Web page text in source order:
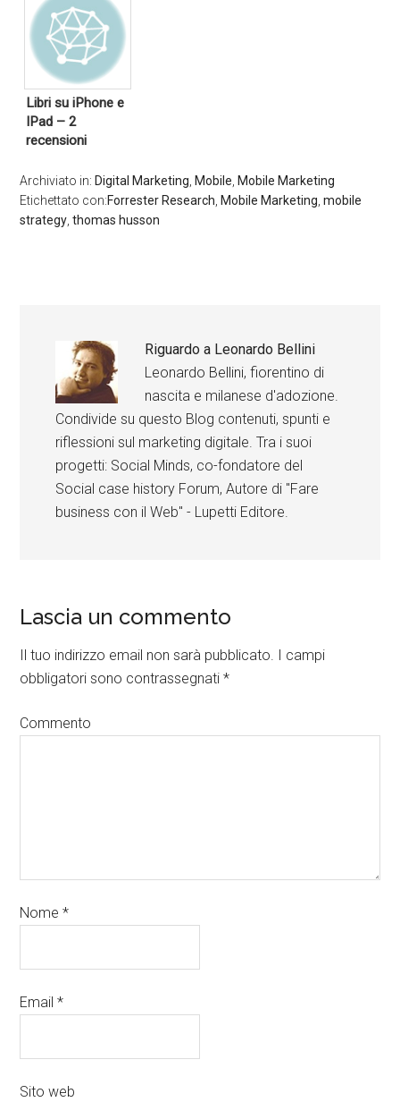
Libri su iPhone e
IPad – 2
recensioni
Archiviato in: Digital Marketing, Mobile, Mobile Marketing
Etichettato con:Forrester Research, Mobile Marketing,mobile
strategy,thomas husson
Riguardo a Leonardo Bellini
Leonardo Bellini, fiorentino di
nascita e milanese d'adozione.
Condivide su questo Blog contenuti, spunti e
riflessioni sul marketing digitale. Tra i suoi
progetti: Social Minds, co-fondatore del
Social case history Forum, Autore di "Fare
business con il Web" - Lupetti Editore.
Lascia un commento
Il tuo indirizzo email non sarà pubblicato. I campi
obbligatori sono contrassegnati*
Commento
Nome*
Email*
Sito web